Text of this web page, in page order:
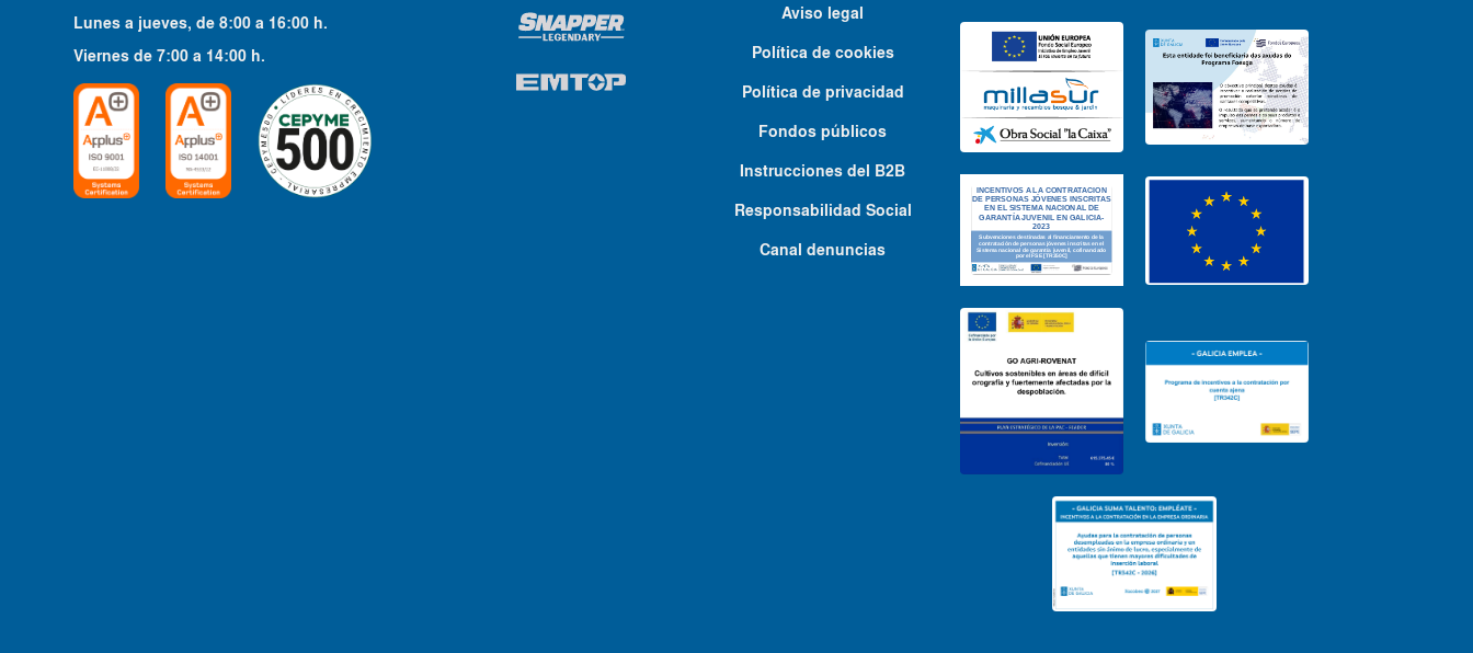
Lunes a jueves, de8:00 a 16:00 h.
Viernes de7:00 a 14:00 h.
Aviso legal
Política de cookies
Política de privacidad
Fondos públicos
Instrucciones del B2B
Responsabilidad Social
Canal denuncias